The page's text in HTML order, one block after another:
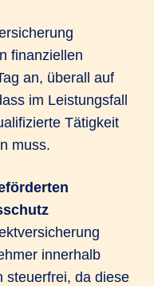
finanziellen
an, überall auf
im Leistungsfall
Tätigkeit
muss.
innerhalb
steuerfrei, da diese